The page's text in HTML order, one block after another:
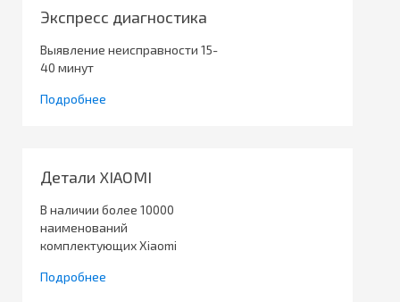
Экспресс диагностика
Выявление неисправности 15-
40 минут
Подробнее
Детали XIAOMI
В наличии более 10000
наименований
комплектующих Xiaomi
Подробнее